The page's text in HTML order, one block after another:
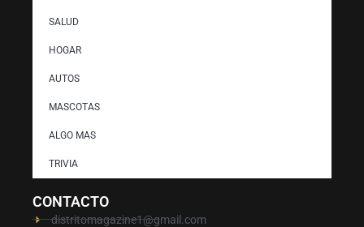
SALUD
HOGAR
AUTOS
MASCOTAS
ALGO MAS
TRIVIA
CONTACTO
distritomagazine1@gmail.com